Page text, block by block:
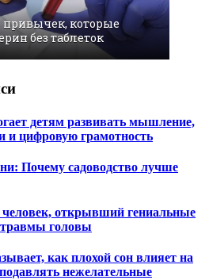
привычек, которые
без таблеток
детям развивать мышление,
и цифровую грамотность
Почему садоводство лучше
открывший гениальные
травмы головы
как плохой сон влияет на
нежелательные